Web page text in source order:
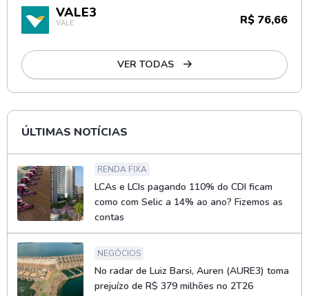
VALE3
VALE R$ 76,66
VER TODAS
ÚLTIMAS NOTÍCIAS
RENDA FIXA
LCAs e LCIs pagando 110% do CDI ficam
como com Selic a 14% ao ano? Fizemos as
contas
NEGÓCIOS
No radar de Luiz Barsi, Auren (AURE3) toma
prejuízo de R$ 379 milhões no 2T26